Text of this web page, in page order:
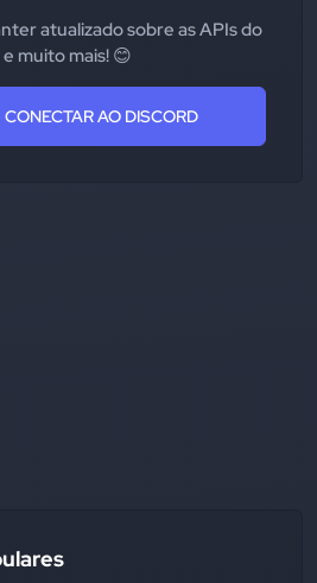
atualizado sobre as APIs do
muito mais! 😊
CONECTAR AO DISCORD